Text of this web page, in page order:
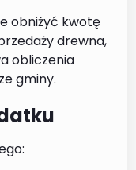
obniżyć kwotę
drewna,
obliczenia
gminy.